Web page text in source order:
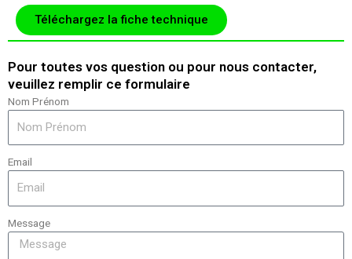
Téléchargez la fiche technique
Pour toutes vos question ou pour nous contacter,
veuillez remplir ce formulaire
Nom Prénom
Email
Message